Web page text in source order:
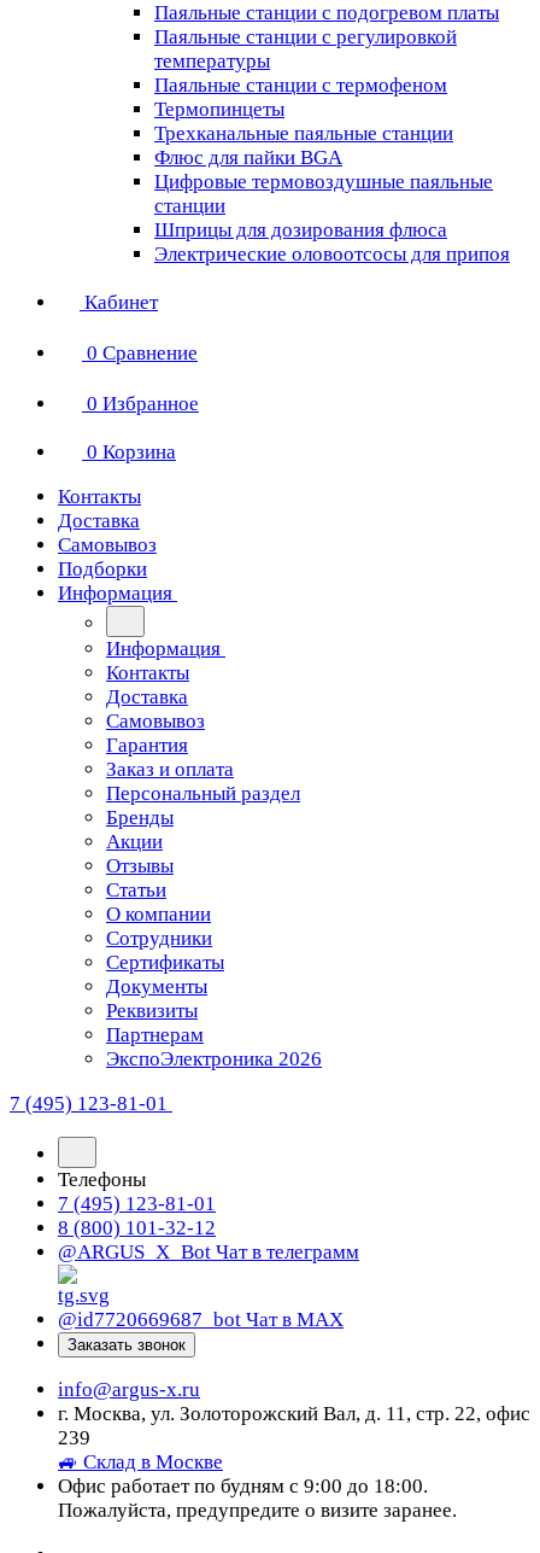
Паяльные станции с подогревом платы
Паяльные станции с регулировкой
температуры
Паяльные станции с термофеном
Термопинцеты
Трехканальные паяльные станции
Флюс для пайки BGA
Цифровые термовоздушные паяльные
станции
Шприцы для дозирования флюса
Электрические оловоотсосы для припоя
Кабинет
0 Сравнение
0 Избранное
0 Корзина
Контакты
Доставка
Самовывоз
Подборки
Информация
Информация
Контакты
Доставка
Самовывоз
Гарантия
Заказ и оплата
Персональный раздел
Бренды
Акции
Отзывы
Статьи
О компании
Сотрудники
Сертификаты
Документы
Реквизиты
Партнерам
ЭкспоЭлектроника 2026
7 (495) 123-81-01
Телефоны
7 (495) 123-81-01
8 (800) 101-32-12
@ARGUS_X_Bot Чат в телеграмм
@id7720669687_bot Чат в МАХ
Заказать звонок
info@argus-x.ru
г. Москва, ул. Золоторожский Вал, д. 11, стр. 22, офис
239
🚙 Склад в Москве
Офис работает по будням с 9:00 до 18:00.
Пожалуйста, предупредите о визите заранее.